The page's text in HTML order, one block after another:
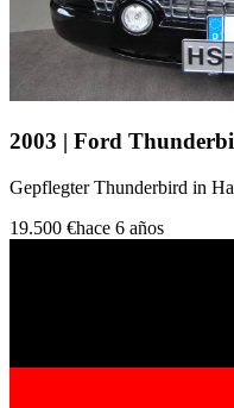
2003 | Ford
Gepflegter Thunderbird in
19.500 €hace 6 años